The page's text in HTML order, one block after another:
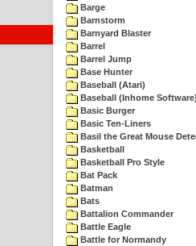
Barge
Barnstorm
Barnyard Blaster
Barrel
Barrel Jump
Base Hunter
Baseball (Atari)
Baseball (Inhome
Basic Burger
Basic Ten-Liners
Basil the Great Mouse
Basketball
Basketball Pro Style
Bat Pack
Batman
Bats
Battalion Commander
Battle Eagle
Battle for Normandy